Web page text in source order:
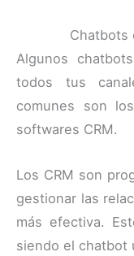
Chatbots
Algunos
todos tus
comunes son
softwares CRM.
Los CRM son
gestionar las
más efectiva.
siendo el chatbot